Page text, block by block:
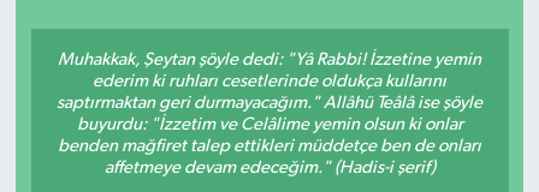
Muhakkak, Şeytan şöyle dedi: "Yâ Rabbi! İzzetine yemin
ederim ki ruhları cesetlerinde oldukça kullarını
saptırmaktan geri durmayacağım." Allâhü Teâlâ ise şöyle
buyurdu: "İzzetim ve Celâlime yemin olsun ki onlar
benden mağfiret talep ettikleri müddetçe ben de onları
affetmeye devam edeceğim." (Hadis-i şerif)
Spor
Tebrik